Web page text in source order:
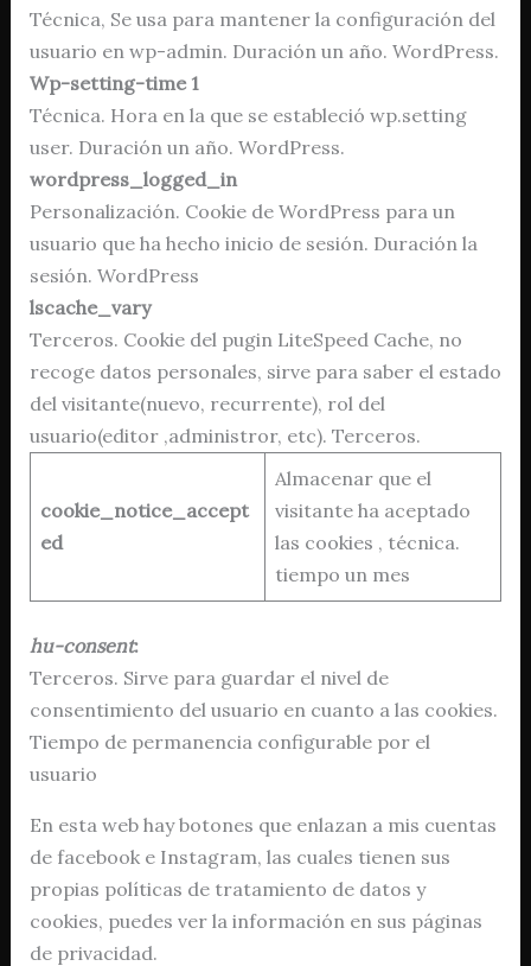
Técnica, Se usa para mantener la configuración del
usuario en wp-admin. Duración un año. WordPress.
Wp-setting-time 1
Técnica. Hora en la que se estableció wp.setting
user. Duración un año. WordPress.
wordpress_logged_in
Personalización. Cookie de WordPress para un
usuario que ha hecho inicio de sesión. Duración la
sesión. WordPress
lscache_vary
Terceros. Cookie del pugin LiteSpeed Cache, no
recoge datos personales, sirve para saber el estado
del visitante(nuevo, recurrente), rol del
usuario(editor ,administror, etc). Terceros.
cookie_notice_accept
ed
Almacenar que el
visitante ha aceptado
las cookies , técnica.
tiempo un mes
hu-consent:
Terceros. Sirve para guardar el nivel de
consentimiento del usuario en cuanto a las cookies.
Tiempo de permanencia configurable por el
usuario
En esta web hay botones que enlazan a mis cuentas
de facebook e Instagram, las cuales tienen sus
propias políticas de tratamiento de datos y
cookies, puedes ver la información en sus páginas
de privacidad.